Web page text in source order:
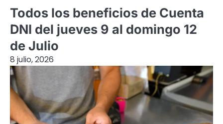
Todos los beneficios de Cuenta
DNI del jueves 9 al domingo 12
de Julio
8 julio, 2026